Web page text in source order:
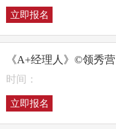
立即报名
《A+经理人》©领秀营
时间：
立即报名